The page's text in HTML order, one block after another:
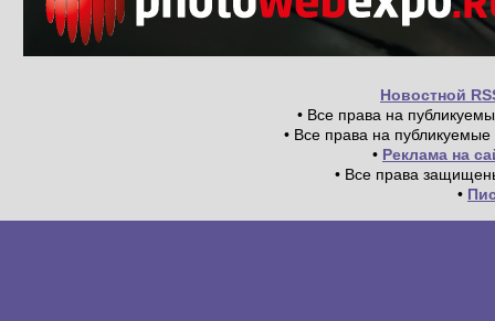
Новостной
• Все права на
• Все права на
• Реклама на
• Все права
•